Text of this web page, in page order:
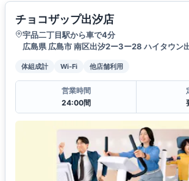
チョコザップ出汐店
宇品二丁目駅から車で4分
広島県 広島市 南区出汐2ー3ー28 ハイタウン
体組成計 Wi-Fi 他店舗利用
営業時間
24:00間